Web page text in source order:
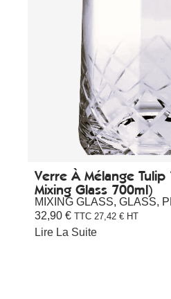
Verre À Mélange Tulip
Mixing Glass 700ml)
MIXING GLASS, GLASS,
32,90 € TTC 27,42 € HT
Lire La Suite